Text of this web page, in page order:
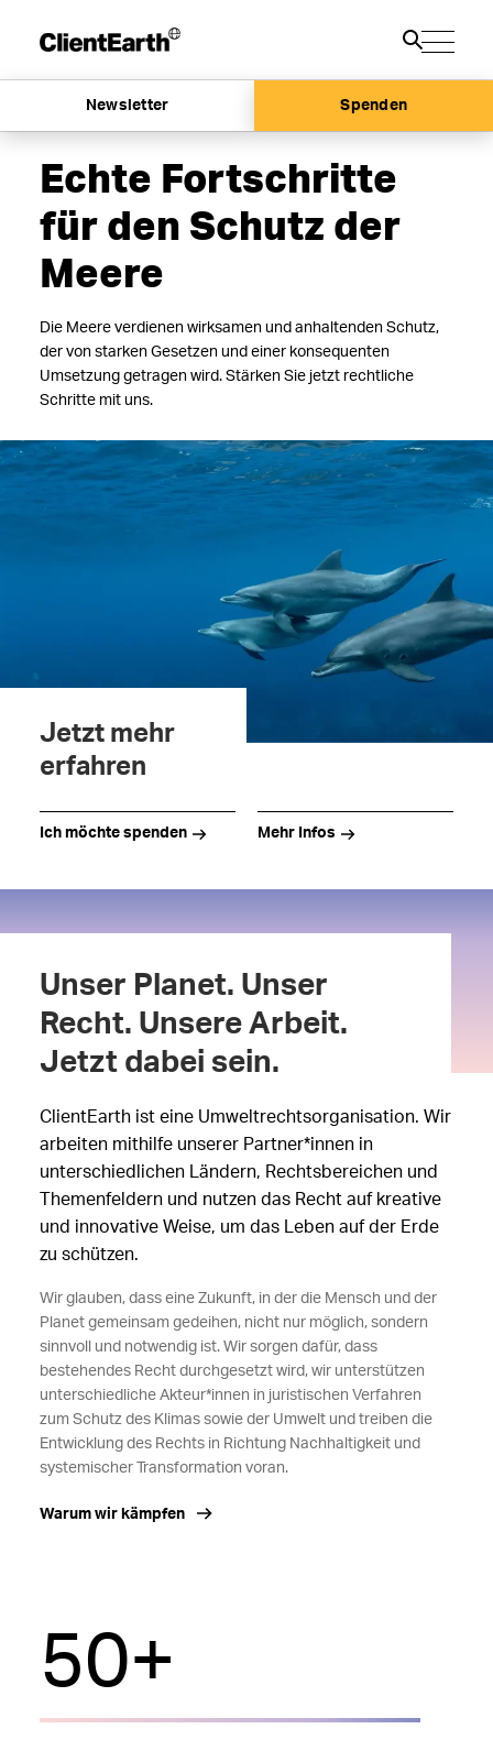
Newsletter Spenden
Echte Fortschritte
für den Schutz der
Meere
Die Meere verdienen wirksamen und anhaltenden Schutz,
der von starken Gesetzen und einer konsequenten
Umsetzung getragen wird. Stärken Sie jetzt rechtliche
Schritte mit uns.
Jetzt mehr
erfahren
Ich möchte spenden Mehr Infos
Unser Planet. Unser
Recht. Unsere Arbeit.
Jetzt dabei sein.
ClientEarth ist eine Umweltrechtsorganisation. Wir
arbeiten mithilfe unserer Partner*innen in
unterschiedlichen Ländern, Rechtsbereichen und
Themenfeldern und nutzen das Recht auf kreative
und innovative Weise, um das Leben auf der Erde
zu schützen.
Wir glauben, dass eine Zukunft, in der die Mensch und der
Planet gemeinsam gedeihen, nicht nur möglich, sondern
sinnvoll und notwendig ist. Wir sorgen dafür, dass
bestehendes Recht durchgesetzt wird, wir unterstützen
unterschiedliche Akteur*innen in juristischen Verfahren
zum Schutz des Klimas sowie der Umwelt und treiben die
Entwicklung des Rechts in Richtung Nachhaltigkeit und
systemischer Transformation voran.
Warum wir kämpfen
50+